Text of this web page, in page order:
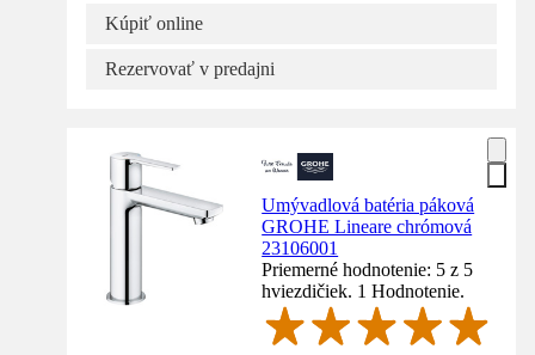
Kúpiť online
Rezervovať v predajni
Umývadlová batéria páková
GROHE Lineare chrómová
23106001
Priemerné hodnotenie: 5 z 5
hviezdičiek. 1 Hodnotenie.